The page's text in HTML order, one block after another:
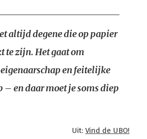
altijd degene die op papier
te zijn. Het gaat om
en feitelijke
– en daar moet je soms diep
Uit: Vind de UBO!